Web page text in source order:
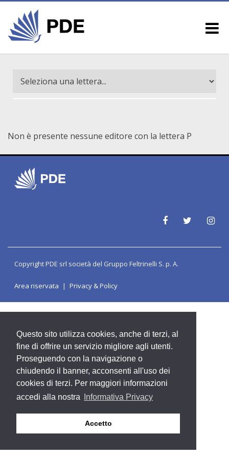
Questo sito utilizza cookies, anche di terzi, al
fine di offrire un servizio migliore agli utenti.
Proseguendo con la navigazione o
chiudendo il banner, acconsenti all'uso dei
cookies di terzi. Per maggiori informazioni
accedi alla nostra
Informativa Privacy
Accetto
Non è presente nessune editore con la lettera P
Copyright PDE srl società del Gruppo Feltrinelli S. p. A.
Area riservata Privacy & Policy